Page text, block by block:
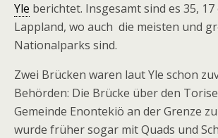
Yle berichtet. Insgesamt sind es 35, 17
Lappland, wo auch die meisten und
Nationalparks sind.
Zwei Brücken waren laut Yle schon
Behörden: Die Brücke über den
Gemeinde Enontekiö an der Grenze
wurde früher sogar mit Quads und